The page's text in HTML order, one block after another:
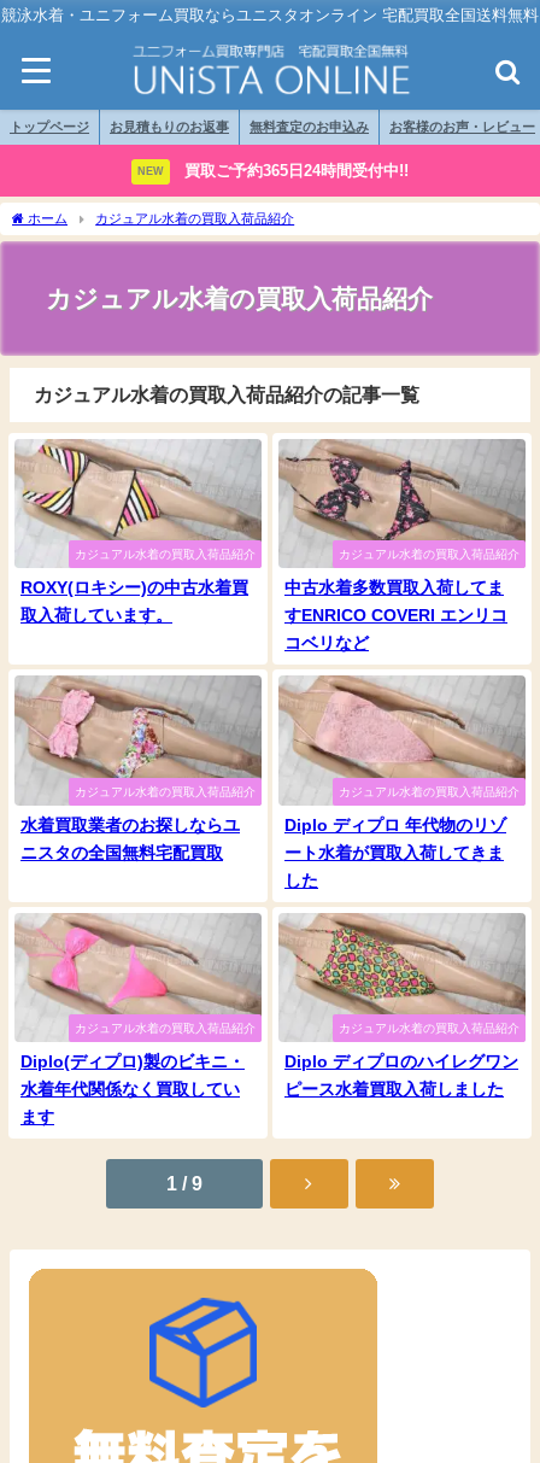
競泳水着・ユニフォーム買取ならユニスタオンライン 宅配買取全国送料無料
トップページ お見積もりのお返事 無料査定のお申込み お客様のお声・レビュー
NEW 買取ご予約365日24時間受付中!!
ホーム カジュアル水着の買取入荷品紹介
カジュアル水着の買取入荷品紹介
カジュアル水着の買取入荷品紹介の記事一覧
カジュアル水着の買取入荷品紹介
ROXY(ロキシー)の中古水着買
取入荷しています。
カジュアル水着の買取入荷品紹介
中古水着多数買取入荷してま
すENRICO COVERI エンリコ
コベリなど
カジュアル水着の買取入荷品紹介
水着買取業者のお探しならユ
ニスタの全国無料宅配買取
カジュアル水着の買取入荷品紹介
Diplo ディプロ 年代物のリゾ
ート水着が買取入荷してきま
した
カジュアル水着の買取入荷品紹介
Diplo(ディプロ)製のビキニ・
水着年代関係なく買取してい
ます
カジュアル水着の買取入荷品紹介
Diplo ディプロのハイレグワン
ピース水着買取入荷しました
1 / 9